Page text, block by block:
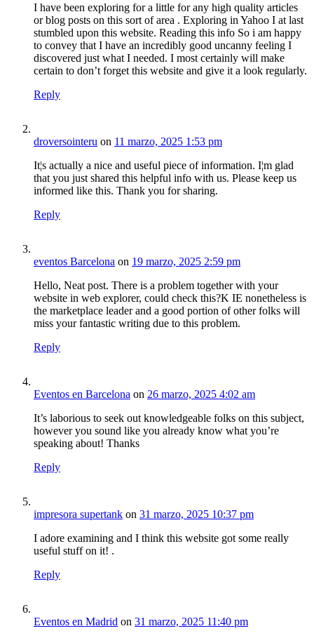
I have been exploring for a little for any high quality articles
or blog posts on this sort of area . Exploring in Yahoo I at last
stumbled upon this website. Reading this info So i am happy
to convey that I have an incredibly good uncanny feeling I
discovered just what I needed. I most certainly will make
certain to don’t forget this website and give it a look regularly.
Reply
droversointeru on 11 marzo, 2025 1:53 pm
It¦s actually a nice and useful piece of information. I¦m glad
that you just shared this helpful info with us. Please keep us
informed like this. Thank you for sharing.
Reply
eventos Barcelona on 19 marzo, 2025 2:59 pm
Hello, Neat post. There is a problem together with your
website in web explorer, could check this?K IE nonetheless is
the marketplace leader and a good portion of other folks will
miss your fantastic writing due to this problem.
Reply
Eventos en Barcelona on 26 marzo, 2025 4:02 am
It’s laborious to seek out knowledgeable folks on this subject,
however you sound like you already know what you’re
speaking about! Thanks
Reply
impresora supertank on 31 marzo, 2025 10:37 pm
I adore examining and I think this website got some really
useful stuff on it! .
Reply
Eventos en Madrid on 31 marzo, 2025 11:40 pm